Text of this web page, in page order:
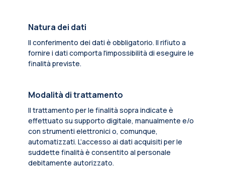
Natura dei dati
Il conferimento dei dati è obbligatorio. Il rifiuto a
fornire i dati comporta l'impossibilità di eseguire le
finalità previste.
Modalità di trattamento
Il trattamento per le finalità sopra indicate è
effettuato su supporto digitale, manualmente e/o
con strumenti elettronici o, comunque,
automatizzati. L’accesso ai dati acquisiti per le
suddette finalità è consentito al personale
debitamente autorizzato.